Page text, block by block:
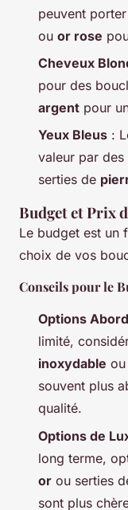
peuvent
ou or rose
Cheveux
pour des
argent pour
Yeux Bleus :
valeur par
serties de
Budget et Prix
Le budget est un
choix de vos
Conseils pour le
Options
limité,
inoxydable
souvent plus
qualité.
Options de
long terme,
or ou serties
sont plus